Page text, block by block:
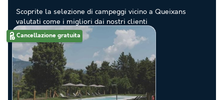
Scoprite la selezione di campeggi vicino a Queixans
valutati come i migliori dai nostri clienti
Cancellazione gratuita